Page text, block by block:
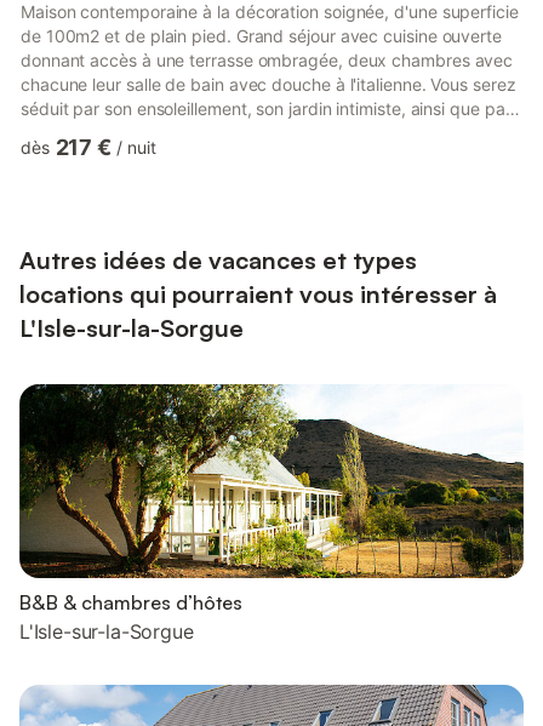
Maison contemporaine à la décoration soignée, d'une superficie
de 100m2 et de plain pied. Grand séjour avec cuisine ouverte
donnant accès à une terrasse ombragée, deux chambres avec
chacune leur salle de bain avec douche à l'italienne. Vous serez
séduit par son ensoleillement, son jardin intimiste, ainsi que par
sécurisée par un portail électrique. Nos amis les animaux sont
dès 217 € / nuit
Autres idées de vacances et types
locations qui pourraient vous intéresser à
L'Isle-sur-la-Sorgue
B&B & chambres d’hôtes
L'Isle-sur-la-Sorgue